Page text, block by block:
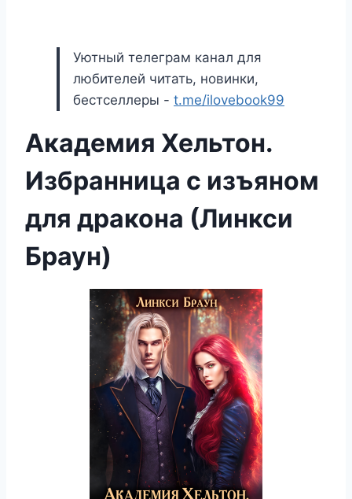
Уютный телеграм канал для
любителей читать, новинки,
бестселлеры - t.me/ilovebook99
Академия Хельтон.
Избранница с изъяном
для дракона (Линкси
Браун)